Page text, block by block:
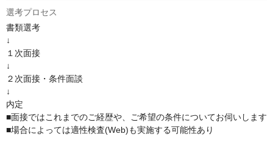
選考プロセス
書類選考
↓
１次面接
↓
２次面接・条件面談
↓
内定
■面接ではこれまでのご経歴や、ご希望の条件についてお伺いします
■場合によっては適性検査(Web)も実施する可能性あり